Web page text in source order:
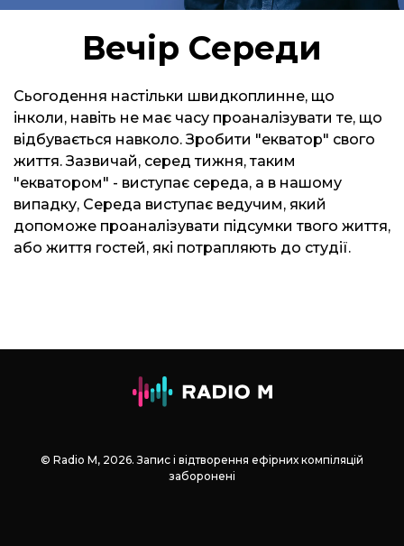
Вечір Середи
Сьогодення настільки швидкоплинне, що
інколи, навіть не має часу проаналізувати те, що
відбувається навколо. Зробити "екватор" свого
життя. Зазвичай, серед тижня, таким
"екватором" - виступає середа, а в нашому
випадку, Середа виступає ведучим, який
допоможе проаналізувати підсумки твого життя,
або життя гостей, які потрапляють до студії.
© Radio М, 2026. Запис і відтворення ефірних компіляцій
заборонені